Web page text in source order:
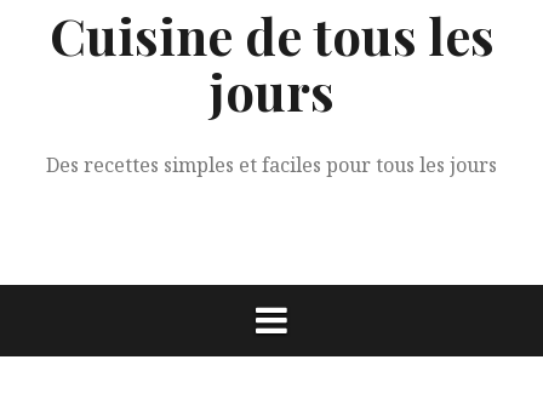
Cuisine de tous les
jours
Des recettes simples et faciles pour tous les jours